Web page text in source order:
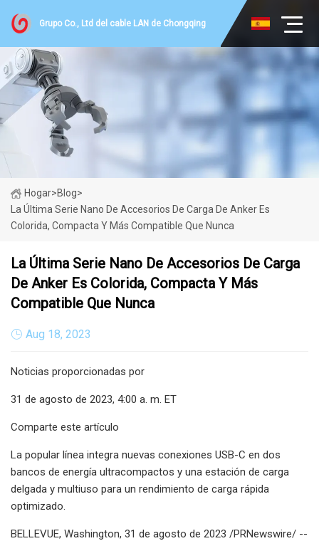
Grupo Co., Ltd del cable LAN de Chongqing
Hogar>Blog>
La Última Serie Nano De Accesorios De Carga De Anker Es
Colorida, Compacta Y Más Compatible Que Nunca
La Última Serie Nano De Accesorios De Carga
De Anker Es Colorida, Compacta Y Más
Compatible Que Nunca
Aug 18, 2023
Noticias proporcionadas por
31 de agosto de 2023, 4:00 a. m. ET
Comparte este artículo
La popular línea integra nuevas conexiones USB-C en dos
bancos de energía ultracompactos y una estación de carga
delgada y multiuso para un rendimiento de carga rápida
optimizado.
BELLEVUE, Washington, 31 de agosto de 2023 /PRNewswire/ --